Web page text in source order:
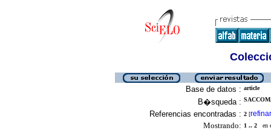
Base de datos : article
B�squeda :
Referencias encontradas : 2 [refinar
Mostrando: 1 .. 2 en